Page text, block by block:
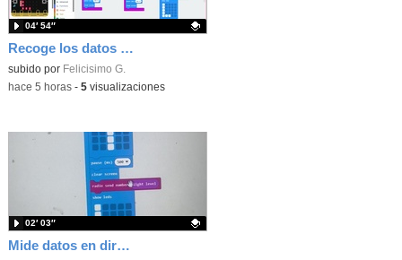
Recoge los datos en una gráfica programando tu placa microbit con MakeCode y conoce la Tª y nivel de luz en este eclipse
Contenido educativo.
subido por Felicisimo G.
04′ 54″
-hace 5 horas- 5visualizaciones
Mide datos en directo usando tu placa microbit y programando con MakeCode dos placas conectadas por radio
02′ 03″